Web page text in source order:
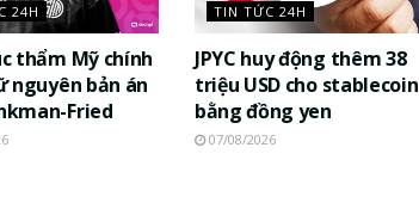
24H
thẩm Mỹ chính
nguyên bản án
Fried
TIN TỨC 24H
JPYC huy động thêm 38
triệu USD cho stablecoin
bằng đồng yen
07/08/2026